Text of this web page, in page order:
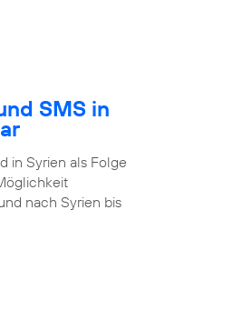
SMS in
in Syrien als Folge
nach Syrien bis